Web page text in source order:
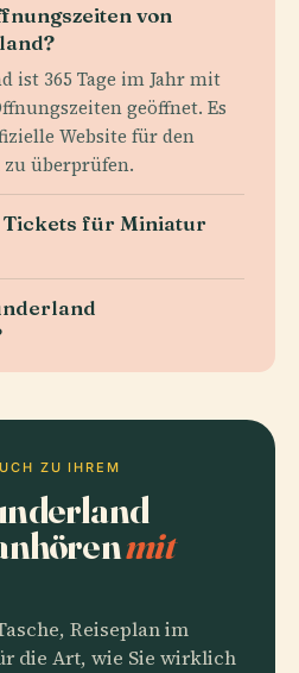
von
ist 365 Tage im Jahr mit
geöffnet. Es
Website für den
überprüfen.
Tickets für Miniatur
ZU IHREM
mit
Reiseplan im
die Art, wie Sie wirklich